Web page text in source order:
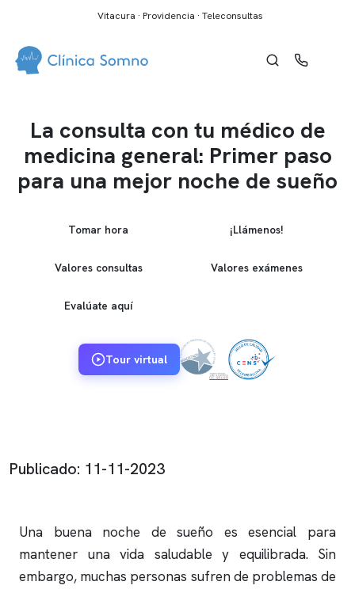
Vitacura · Providencia · Teleconsultas
La consulta con tu médico de
medicina general: Primer paso
para una mejor noche de sueño
Tomar hora ¡Llámenos!
Valores consultas Valores exámenes
Evalúate aquí
Tour virtual
Publicado: 11-11-2023
Una buena noche de sueño es esencial para
mantener una vida saludable y equilibrada. Sin
embargo, muchas personas sufren de problemas de